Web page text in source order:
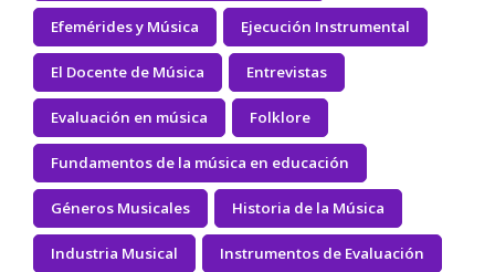
Efemérides y Música Ejecución Instrumental
El Docente de Música Entrevistas
Evaluación en música Folklore
Fundamentos de la música en educación
Géneros Musicales Historia de la Música
Industria Musical Instrumentos de Evaluación